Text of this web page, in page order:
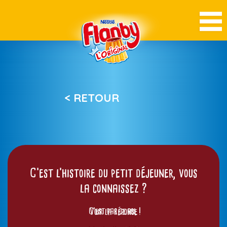
< RETOUR
C’est l’histoire du petit déjeuner, vous
la connaissez ?
Voir la réponse
C’est pas de bol !